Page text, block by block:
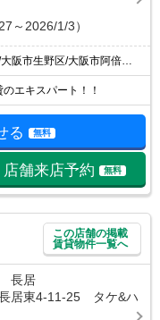
～2026/1/3）
大阪市東住吉区/大阪市天王寺区/大阪市生野区/大阪市阿倍野区/大阪市住吉区
エキスパート！！
る 無料
店舗来店予約 無料
この店舗の掲載
賃貸物件一覧へ
長居
居東4-11-25 タケ&ハ